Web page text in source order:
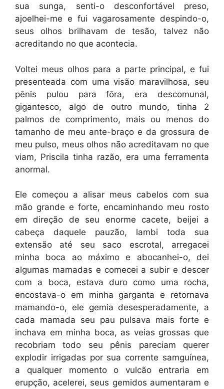
sua sunga, senti-o desconfortável preso,
ajoelhei-me e fui vagarosamente despindo-o,
seus olhos brilhavam de tesão, talvez não
acreditando no que acontecia.
Voltei meus olhos para a parte principal, e fui
presenteada com uma visão maravilhosa, seu
pênis pulou para fôra, era descomunal,
gigantesco, algo de outro mundo, tinha 2
palmos de comprimento, mais ou menos do
tamanho de meu ante-braço e da grossura de
meu pulso, meus olhos não acreditavam no que
viam, Priscila tinha razão, era uma ferramenta
anormal.
Ele começou a alisar meus cabelos com sua
mão grande e forte, encaminhando meu rosto
em direção de seu enorme cacete, beijei a
cabeça daquele pauzão, lambi toda sua
extensão até seu saco escrotal, arregacei
minha boca ao máximo e abocanhei-o, dei
algumas mamadas e comecei a subir e descer
com a boca, estava duro como uma rocha,
encostava-o em minha garganta e retornava
mamando-o, ele gemia desesperadamente, a
cada mamada seu pau pulsava mais forte e
inchava em minha boca, as veias grossas que
recobriam todo seu pênis pareciam querer
explodir irrigadas por sua corrente samguínea,
a qualquer momento o vulcão entraria em
erupção, acelerei, seus gemidos aumentaram e